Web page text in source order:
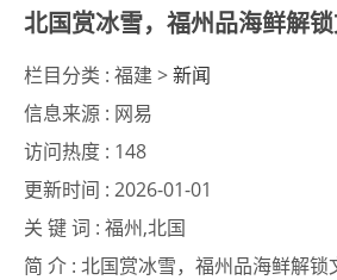
北国赏冰雪，福州品海鲜解锁
栏目分类 : 福建 >新闻
信息来源 : 网易
访问热度 : 148
更新时间 : 2026-01-01
关 键 词 : 福州,北国
简 介 : 北国赏冰雪，福州品海鲜解锁